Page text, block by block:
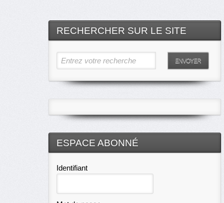
RECHERCHER SUR LE SITE
Entrez votre recherche ENVOYER
ESPACE ABONNÉ
Identifiant